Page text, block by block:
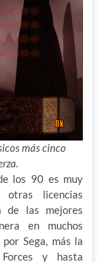
más cinco
los 90 es muy
licencias
de las mejores
en muchos
Sega, más la
y hasta